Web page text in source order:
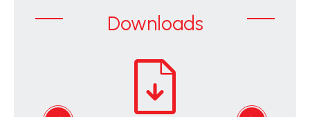
Downloads